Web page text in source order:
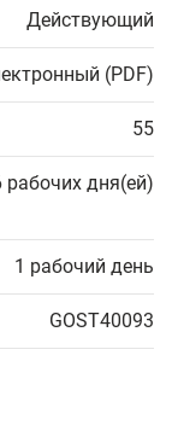
Действующий
(PDF)
55
рабочих дня(ей)
1 рабочий день
GOST40093